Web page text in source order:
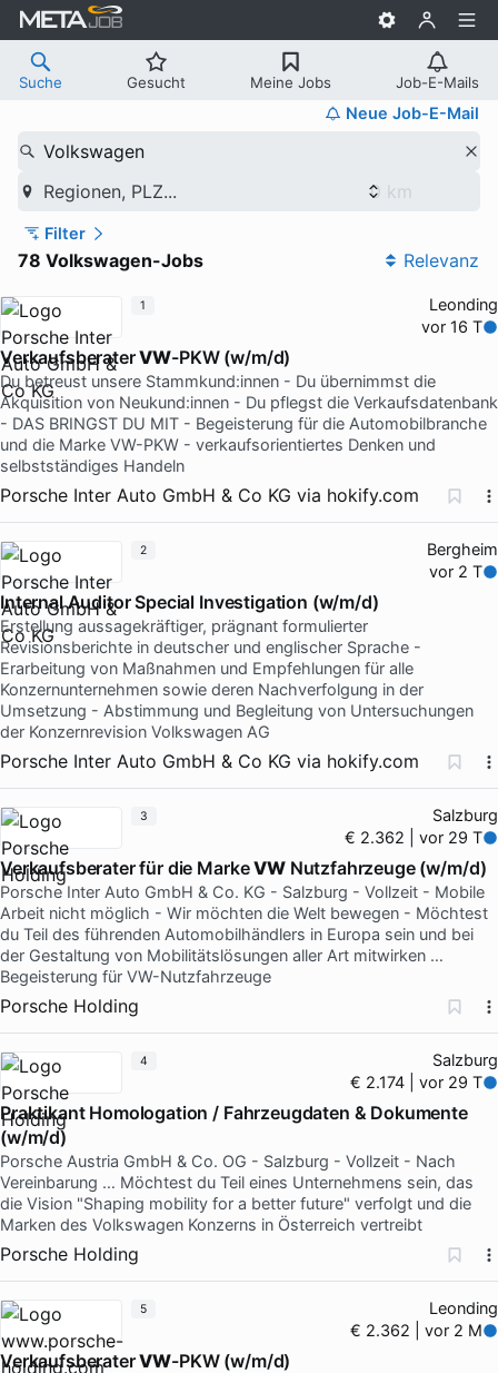
Suche Gesucht Meine Jobs Job-E-Mails
Neue Job-E-Mail
Volkswagen
Regionen, PLZ...
Filter
78 Volkswagen-Jobs Relevanz
Leonding
vor 16 T
VerkaufsberaterVW-PKW (w/m/d)
Du betreust unsere Stammkund:innen - Du übernimmst die
Akquisition von Neukund:innen - Du pflegst die Verkaufsdatenbank
- DAS BRINGST DU MIT - Begeisterung für die Automobilbranche
und die Marke VW-PKW - verkaufsorientiertes Denken und
selbstständiges Handeln
Porsche Inter Auto GmbH & Co KG via hokify.com
1
Bergheim
vor 2 T
Internal Auditor Special Investigation (w/m/d)
Erstellung aussagekräftiger, prägnant formulierter
Revisionsberichte in deutscher und englischer Sprache -
Erarbeitung von Maßnahmen und Empfehlungen für alle
Konzernunternehmen sowie deren Nachverfolgung in der
Umsetzung - Abstimmung und Begleitung von Untersuchungen
der Konzernrevision Volkswagen AG
Porsche Inter Auto GmbH & Co KG via hokify.com
2
Salzburg
€ 2.362 | vor 29 T
Verkaufsberater für die MarkeVWNutzfahrzeuge (w/m/d)
Porsche Inter Auto GmbH & Co. KG - Salzburg - Vollzeit - Mobile
Arbeit nicht möglich - Wir möchten die Welt bewegen - Möchtest
du Teil des führenden Automobilhändlers in Europa sein und bei
der Gestaltung von Mobilitätslösungen aller Art mitwirken …
Begeisterung für VW-Nutzfahrzeuge
Porsche Holding
3
Salzburg
€ 2.174 | vor 29 T
Praktikant Homologation / Fahrzeugdaten & Dokumente
(w/m/d)
Porsche Austria GmbH & Co. OG - Salzburg - Vollzeit - Nach
Vereinbarung … Möchtest du Teil eines Unternehmens sein, das
die Vision "Shaping mobility for a better future" verfolgt und die
Marken des Volkswagen Konzerns in Österreich vertreibt
Porsche Holding
4
Leonding
€ 2.362 | vor 2 M
VerkaufsberaterVW-PKW (w/m/d)
5